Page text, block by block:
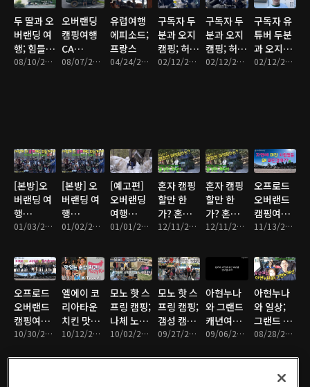
두 딸과 오
버랜딩 여
행; 힘들어
서 죽는줄;
08/10/2023 • 10분
오버랜딩
캠핑여행
CA
Kennedy
08/07/2023 • 9분
유럽여행
에피소드;
프랑스
04/24/2023 • 10분
구독자 두
분과 오지
캠핑; 허당
그레이스02/12/2023 • 8분
구독자 두
분과 오지
캠핑; 허당
그레이스02/12/2023 • 8분
구독자 유
튜버 두분
과 오지캠
핑 도전;02/12/2023 • 13분
[본방]오
버랜딩 여
행
Landers
(CA) 2편;
이렇게 몽
땅 보여줘
도 되나?
01/03/2023 • 11분
[본방] 오
버랜딩 여
행
Landers
(CA) 1편
01/02/2023 • 13분
[예고편]
오버랜딩
여행
Landers
(CA)
01/01/2023 • 2분
혼자 캠핑
할만 한
가? 혼캠
점수는?
게 솔깃한
제안! (2
편)
12/11/2022 • 10분
혼자 캠핑
할만 한
가? 혼캠
점수는?
게 솔깃한
제안! (1
12/11/2022 • 10분
오프로드
오버랜드
캠핑여행;
카요티 플
야기 2편
11/13/2022 • 12분
오프로드
오버랜드
캠핑여행;
새로운 사
남;
10/30/2022 • 14분
엘에이 코
리아타운
치킨 맛집;
힘내라 케
10/12/2022 • 4분
모노 핫 스
프링 캠핑;
나체 노천
온천, 오프
갬성의 끝
10/02/2022 • 8분
모노 핫 스
프링 캠핑;
갬성 캠핑,
루프탑 텐
로드 트립!
09/27/2022 • 10분
아현누나
와 그랜드
캐년여행,
누나의 허
욕영상 공
09/06/2022 • 9분
아현누나
와 일상;
그랜드 캐
년 여행08/28/2022 • 12분